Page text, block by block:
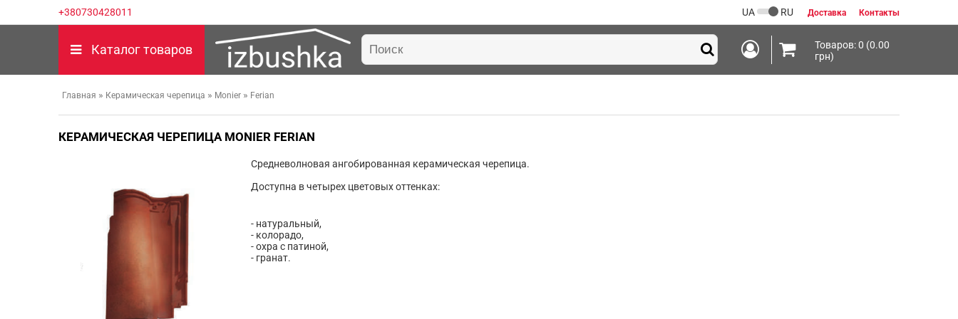
+380730428011 Доставка Контакты
UA RU
Каталог товаров
Товаров: 0 (0.00
грн)
Главная » Керамическая черепица » Monier » Ferian
КЕРАМИЧЕСКАЯ ЧЕРЕПИЦА MONIER FERIAN
Средневолновая ангобированная керамическая черепица.
Доступна в четырех цветовых оттенках:
- натуральный,
- колорадо,
- охра с патиной,
- гранат.